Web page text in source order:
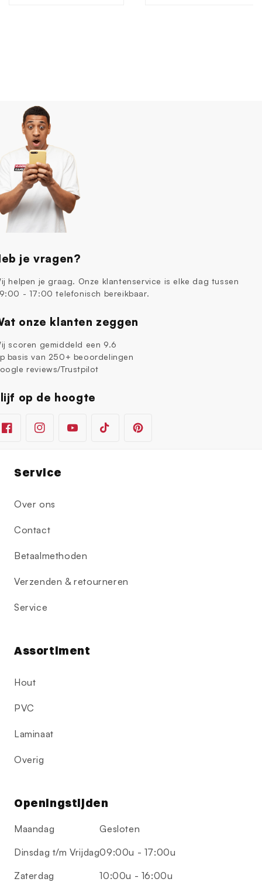
je vragen?
helpen je graag. Onze klantenservice is elke dag tussen
- 17:00 telefonisch bereikbaar.
onze klanten zeggen
scoren gemiddeld een 9.6
basis van 250+ beoordelingen
reviews/Trustpilot
op de hoogte
FacebookInstagramYouTubeTikTok Pinterest
Service
Over ons
Contact
Betaalmethoden
Verzenden & retourneren
Service
Assortiment
Hout
PVC
Laminaat
Overig
Openingstijden
Maandag
Dinsdag t/m Vrijdag
Zaterdag
Gesloten
09:00u - 17:00u
10:00u - 16:00u